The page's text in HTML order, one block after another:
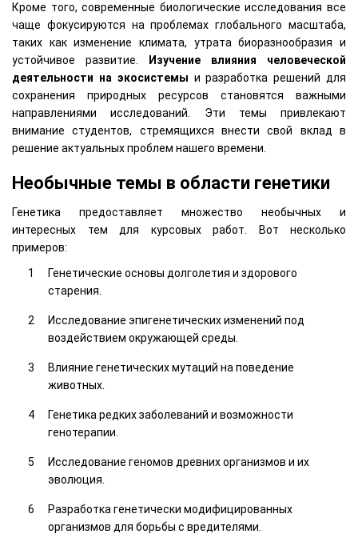
Кроме того, современные биологические исследования все
чаще фокусируются на проблемах глобального масштаба,
таких как изменение климата, утрата биоразнообразия и
устойчивое развитие.
Изучение влияния человеческой
деятельности на экосистемы и разработка решений для
сохранения природных ресурсов становятся важными
направлениями исследований. Эти темы привлекают
внимание студентов, стремящихся внести свой вклад в
решение актуальных проблем нашего времени.
Необычные темы в области генетики
Генетика предоставляет множество необычных и
интересных тем для курсовых работ. Вот несколько
примеров:
Генетические основы долголетия и здорового
старения.
Исследование эпигенетических изменений под
воздействием окружающей среды.
Влияние генетических мутаций на поведение
животных.
Генетика редких заболеваний и возможности
генотерапии.
Исследование геномов древних организмов и их
эволюция.
Разработка генетически модифицированных
организмов для борьбы с вредителями.